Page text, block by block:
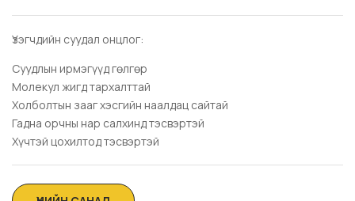
Үзэгчдийн суудал онцлог:
Суудлын ирмэгүүд гөлгөр
Молекул жигд тархалттай
Холболтын зааг хэсгийн наалдац сайтай
Гадна орчны нар салхинд тэсвэртэй
Хүчтэй цохилтод тэсвэртэй